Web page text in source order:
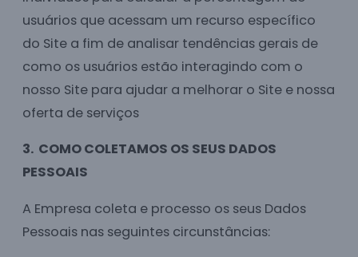
usuários que acessam um recurso específico
do Site a fim de analisar tendências gerais de
como os usuários estão interagindo com o
nosso Site para ajudar a melhorar o Site e nossa
oferta de serviços
3. COMO COLETAMOS OS SEUS DADOS
PESSOAIS
A Empresa coleta e processo os seus Dados
Pessoais nas seguintes circunstâncias: